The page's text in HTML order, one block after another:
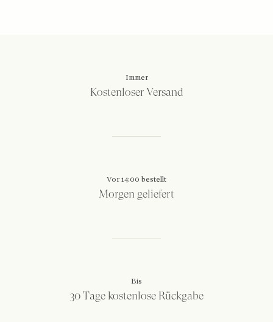
Immer
Kostenloser Versand
Vor 14:00 bestellt
Morgen geliefert
Bis
30 Tage kostenlose Rückgabe